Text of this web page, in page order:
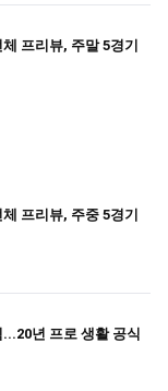
프리뷰, 주말 5경기
프리뷰, 주중 5경기
년 프로 생활 공식